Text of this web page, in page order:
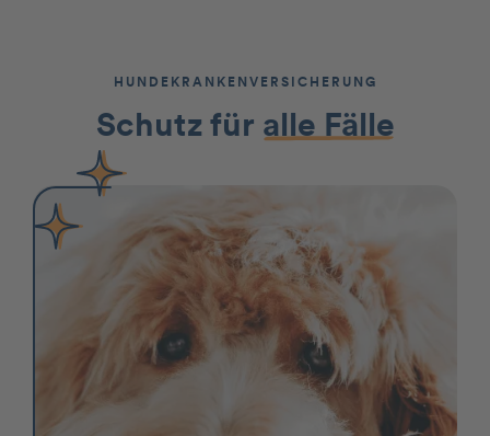
HUNDEKRANKENVERSICHERUNG
Schutz für alle Fälle